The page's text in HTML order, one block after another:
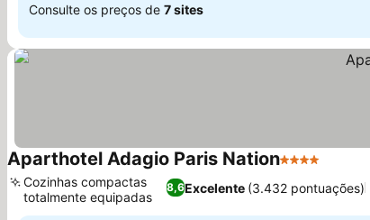
Consulte os preços de 7 sites
Aparthotel Adagio Paris Nation4 Estrelas
8,6Excelente (3.432 pontuações)
Cozinhas compactas
totalmente equipadas